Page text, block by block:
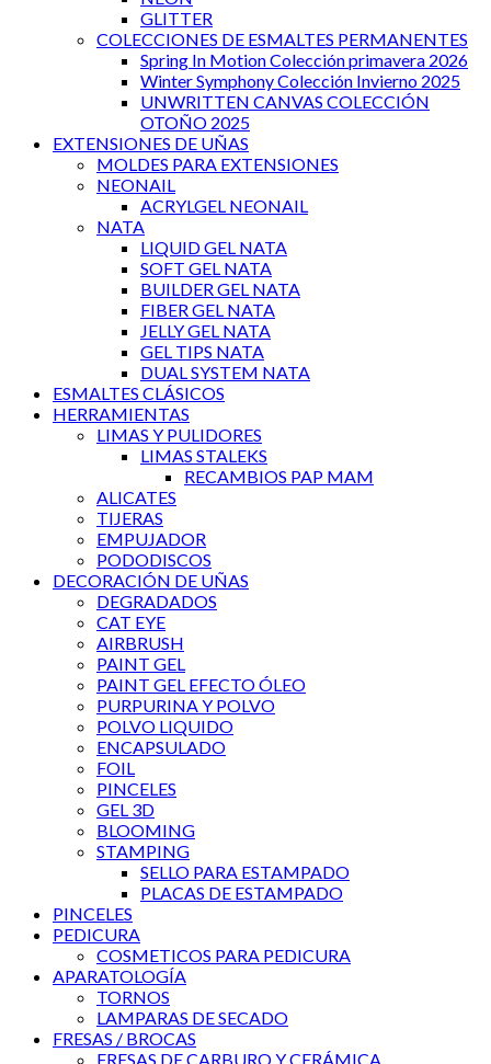
GLITTER
COLECCIONES DE ESMALTES PERMANENTES
Spring In Motion Colección primavera 2026
Winter Symphony Colección Invierno 2025
UNWRITTEN CANVAS COLECCIÓN
OTOÑO 2025
EXTENSIONES DE UÑAS
MOLDES PARA EXTENSIONES
NEONAIL
ACRYLGEL NEONAIL
NATA
LIQUID GEL NATA
SOFT GEL NATA
BUILDER GEL NATA
FIBER GEL NATA
JELLY GEL NATA
GEL TIPS NATA
DUAL SYSTEM NATA
ESMALTES CLÁSICOS
HERRAMIENTAS
LIMAS Y PULIDORES
LIMAS STALEKS
RECAMBIOS PAP MAM
ALICATES
TIJERAS
EMPUJADOR
PODODISCOS
DECORACIÓN DE UÑAS
DEGRADADOS
CAT EYE
AIRBRUSH
PAINT GEL
PAINT GEL EFECTO ÓLEO
PURPURINA Y POLVO
POLVO LIQUIDO
ENCAPSULADO
FOIL
PINCELES
GEL 3D
BLOOMING
STAMPING
SELLO PARA ESTAMPADO
PLACAS DE ESTAMPADO
PINCELES
PEDICURA
COSMETICOS PARA PEDICURA
APARATOLOGÍA
TORNOS
LAMPARAS DE SECADO
FRESAS / BROCAS
FRESAS DE CARBURO Y CERÁMICA